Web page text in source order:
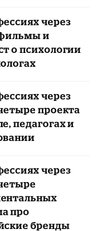
через
и
о психологии
через
проекта
педагогах и
через
про
бренды